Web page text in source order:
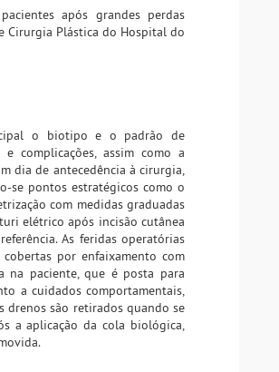
após grandes perdas
Cirurgia Plástica do Hospital do
o biotipo e o padrão de
complicações, assim como a
dia de antecedência à cirurgia,
se pontos estratégicos como o
com medidas graduadas
elétrico após incisão cutânea
As feridas operatórias
por enfaixamento com
na paciente, que é posta para
a cuidados comportamentais,
drenos são retirados quando se
a aplicação da cola biológica,